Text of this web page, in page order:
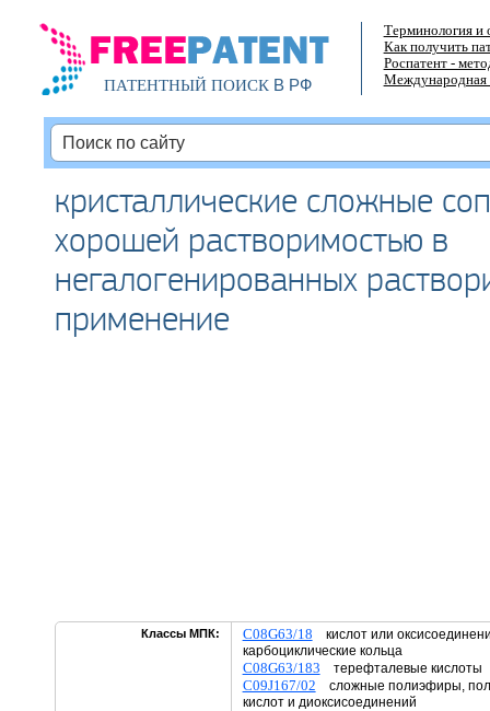
ПАТЕНТНЫЙ ПОИСКВ РФ
Терминология и
Как получить
Роспатент -
Международная
кристаллические сложные
хорошей растворимостью в
негалогенированных
применение
Классы МПК: C08G63/18 кислот или
карбоциклические кольца
C08G63/183 терефталевые кислоты
C09J167/02 сложные полиэфиры,
кислот и диоксисоединений